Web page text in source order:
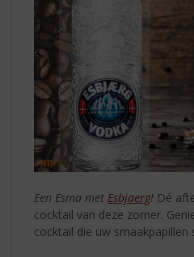
Een Esma met Esbjaerg! Dé
cocktail van deze zomer.
cocktail die uw smaakpapillen